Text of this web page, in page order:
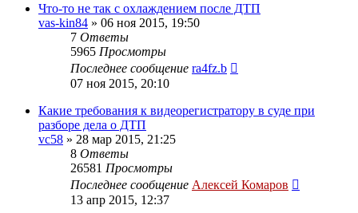
Что-то не так с охлаждением после ДТП
vas-kin84 » 06 ноя 2015, 19:50
7 Ответы
5965 Просмотры
Последнее сообщение ra4fz.b
07 ноя 2015, 20:10
Какие требования к видеорегистратору в суде при
разборе дела о ДТП
vc58 » 28 мар 2015, 21:25
8 Ответы
26581 Просмотры
Последнее сообщение Алексей Комаров
13 апр 2015, 12:37